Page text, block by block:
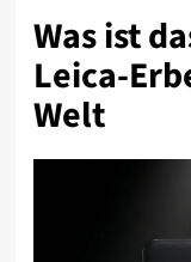
Was ist
Leica-
Welt